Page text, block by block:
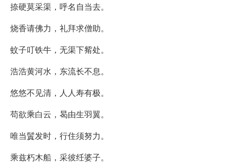
捺硬莫采渠，呼名自当去。
烧香请佛力，礼拜求僧助。
蚊子叮铁牛，无渠下觜处。
浩浩黄河水，东流长不息。
悠悠不见清，人人寿有极。
苟欲乘白云，曷由生羽翼。
唯当鬒发时，行住须努力。
乘兹朽木船，采彼纴婆子。